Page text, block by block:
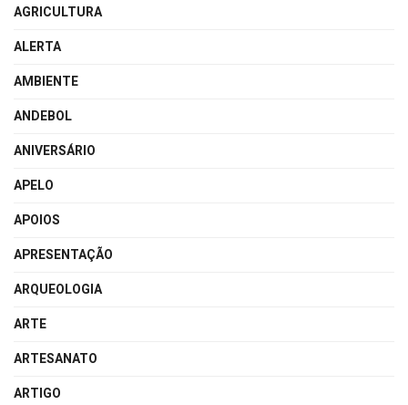
AGRICULTURA
ALERTA
AMBIENTE
ANDEBOL
ANIVERSÁRIO
APELO
APOIOS
APRESENTAÇÃO
ARQUEOLOGIA
ARTE
ARTESANATO
ARTIGO